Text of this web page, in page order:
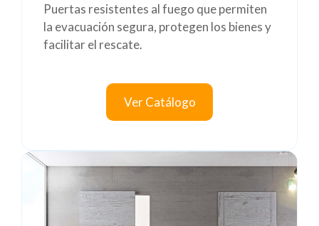
Puertas resistentes al fuego que permiten
la evacuación segura, protegen los bienes y
facilitar el rescate.
Ver Catálogo